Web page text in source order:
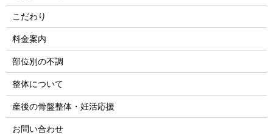
こだわり
料金案内
部位別の不調
整体について
産後の骨盤整体・妊活応援
お問い合わせ